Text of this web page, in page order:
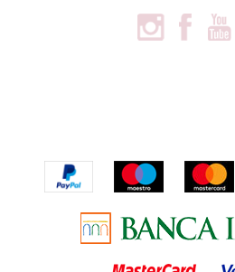
office@ninia.rs
109267030